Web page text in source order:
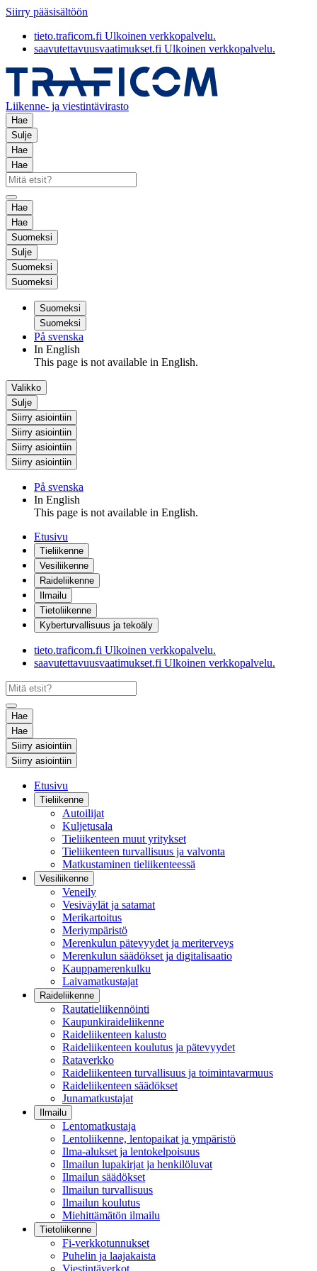
Siirry pääsisältöön
tieto.traficom.fi Ulkoinen verkkopalvelu.
saavutettavuusvaatimukset.fi Ulkoinen verkkopalvelu.
Liikenne- ja viestintävirasto
Hae
Sulje
Hae
Hae
Hae
Hae
Suomeksi
Sulje
Suomeksi
Suomeksi
Suomeksi
Suomeksi
På svenska
In English
This page is not available in English.
Valikko
Sulje
Siirry asiointiin
Siirry asiointiin
Siirry asiointiin
Siirry asiointiin
På svenska
In English
This page is not available in English.
Etusivu
Tieliikenne
Vesiliikenne
Raideliikenne
Ilmailu
Tietoliikenne
Kyberturvallisuus ja tekoäly
tieto.traficom.fi Ulkoinen verkkopalvelu.
saavutettavuusvaatimukset.fi Ulkoinen verkkopalvelu.
Hae
Hae
Siirry asiointiin
Siirry asiointiin
Etusivu
Tieliikenne
Autoilijat
Kuljetusala
Tieliikenteen muut yritykset
Tieliikenteen turvallisuus ja valvonta
Matkustaminen tieliikenteessä
Vesiliikenne
Veneily
Vesiväylät ja satamat
Merikartoitus
Meriympäristö
Merenkulun pätevyydet ja meriterveys
Merenkulun säädökset ja digitalisaatio
Kauppamerenkulku
Laivamatkustajat
Raideliikenne
Rautatieliikennöinti
Kaupunkiraideliikenne
Raideliikenteen kalusto
Raideliikenteen koulutus ja pätevyydet
Rataverkko
Raideliikenteen turvallisuus ja toimintavarmuus
Raideliikenteen säädökset
Junamatkustajat
Ilmailu
Lentomatkustaja
Lentoliikenne, lentopaikat ja ympäristö
Ilma-alukset ja lentokelpoisuus
Ilmailun lupakirjat ja henkilöluvat
Ilmailun säädökset
Ilmailun turvallisuus
Ilmailun koulutus
Miehittämätön ilmailu
Tietoliikenne
Fi-verkkotunnukset
Puhelin ja laajakaista
Viestintäverkot